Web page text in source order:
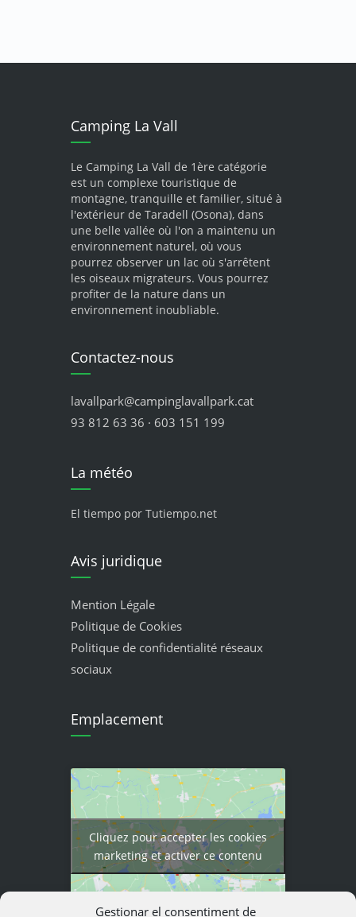
Gestionar el consentiment de
Camping La Vall
Le Camping La Vall de 1ère catégorie
est un complexe touristique de
montagne, tranquille et familier, situé à
l'extérieur de Taradell (Osona), dans
une belle vallée où l'on a maintenu un
environnement naturel, où vous
pourrez observer un lac où s'arrêtent
les oiseaux migrateurs. Vous pourrez
profiter de la nature dans un
environnement inoubliable.
Contactez-nous
lavallpark@campinglavallpark.cat
93 812 63 36 · 603 151 199
La météo
El tiempo por Tutiempo.net
Avis juridique
Mention Légale
Politique de Cookies
Politique de confidentialité réseaux
sociaux
Emplacement
Cliquez pour accepter les cookies
marketing et activer ce contenu